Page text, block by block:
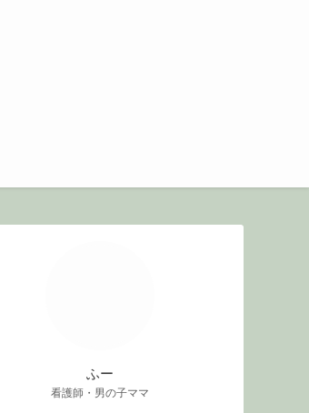
ふー
看護師・男の子ママ